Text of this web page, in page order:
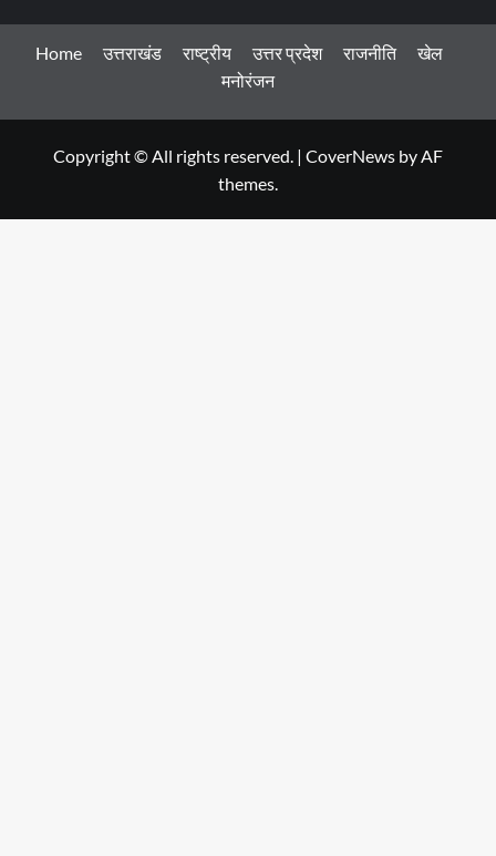
Home उत्तराखंड राष्ट्रीय उत्तर प्रदेश राजनीति
खेल
मनोरंजन
Copyright © All rights reserved. | CoverNews by AF
themes.